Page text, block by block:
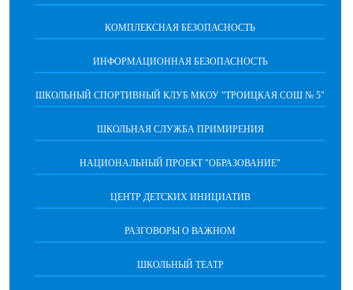
КОМПЛЕКСНАЯ БЕЗОПАСНОСТЬ
ИНФОРМАЦИОННАЯ БЕЗОПАСНОСТЬ
ШКОЛЬНЫЙ СПОРТИВНЫЙ КЛУБ МКОУ "ТРОИЦКАЯ СОШ № 5"
ШКОЛЬНАЯ СЛУЖБА ПРИМИРЕНИЯ
НАЦИОНАЛЬНЫЙ ПРОЕКТ "ОБРАЗОВАНИЕ"
ЦЕНТР ДЕТСКИХ ИНИЦИАТИВ
РАЗГОВОРЫ О ВАЖНОМ
ШКОЛЬНЫЙ ТЕАТР